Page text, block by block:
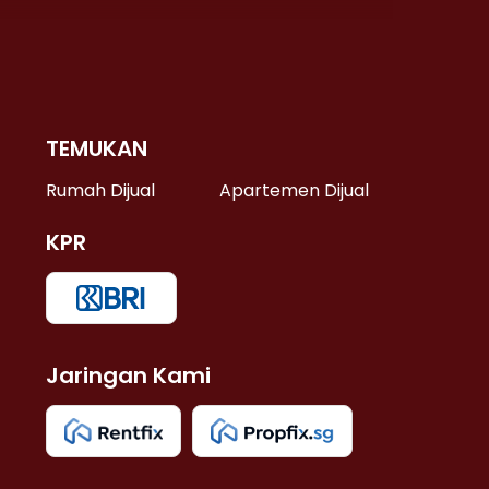
TEMUKAN
Rumah Dijual Apartemen Dijual
KPR
Jaringan Kami